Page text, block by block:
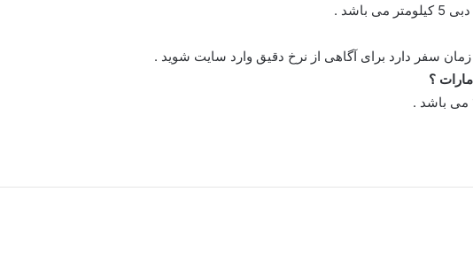
.
سفر دارد برای آگاهی از نرخ دقیق وارد سایت شوید .
؟